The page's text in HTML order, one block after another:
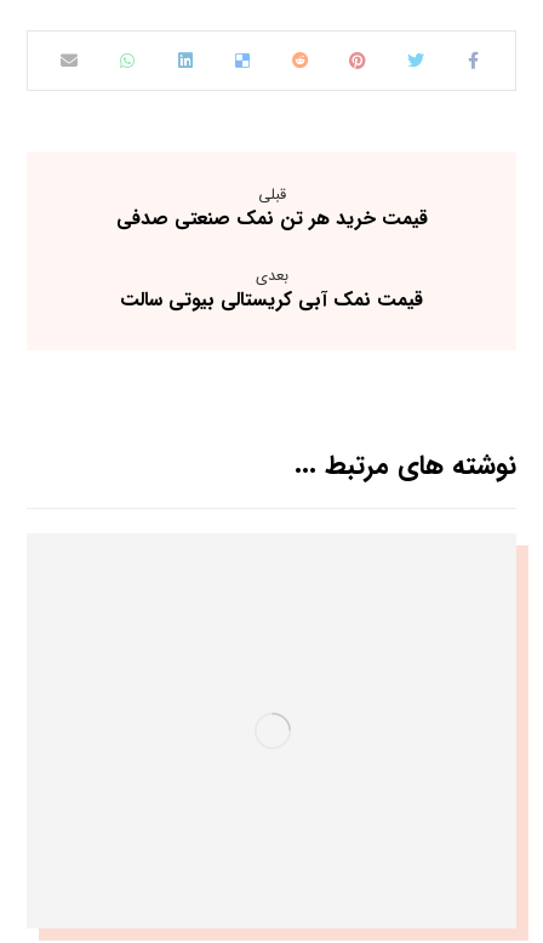
قبلی
قیمت خرید هر تن نمک صنعتی صدفی
بعدی
قیمت نمک آبی کریستالی بیوتی سالت
نوشته های مرتبط ...